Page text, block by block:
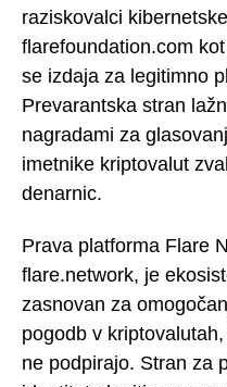
raziskovalci
flarefoundation.com
se izdaja za legitimno
Prevarantska stran
nagradami za
imetnike kriptovalut
denarnic.
Prava platforma Flare
flare.network, je
zasnovan za
pogodb v
ne podpirajo. Stran za